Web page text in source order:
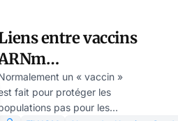
entre vaccins
et
risques de
un « vaccin »
fait pour protéger les
pas pour les